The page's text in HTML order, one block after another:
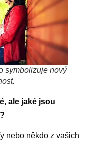
symbolizuje nový
ale jaké jsou
nebo někdo z vašich